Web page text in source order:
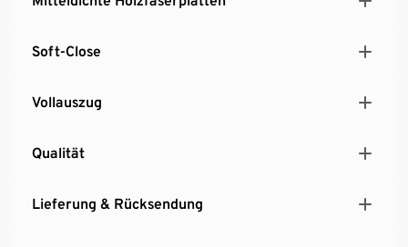
Soft-Close
Vollauszug
Qualität
Lieferung & Rücksendung